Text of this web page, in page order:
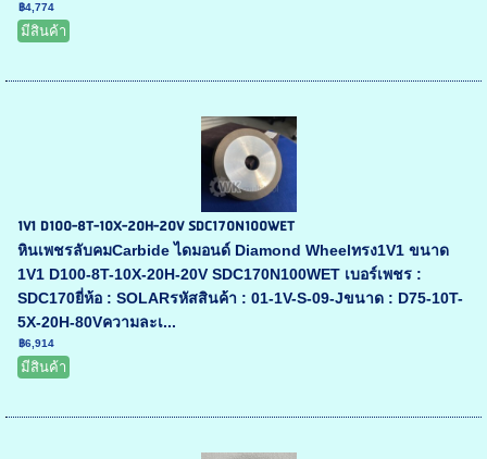
฿4,774
มีสินค้า
1V1 D100-8T-10X-20H-20V SDC170N100WET
หินเพชรลับคมCarbide ไดมอนด์ Diamond Wheelทรง1V1 ขนาด
1V1 D100-8T-10X-20H-20V SDC170N100WET เบอร์เพชร :
SDC170ยี่ห้อ : SOLARรหัสสินค้า : 01-1V-S-09-Jขนาด : D75-10T-
5X-20H-80Vความละเ...
฿6,914
มีสินค้า